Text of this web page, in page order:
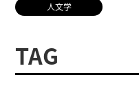
人文学
TAG